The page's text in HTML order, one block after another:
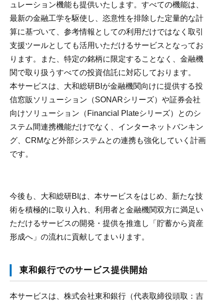
ュレーション機能も提供いたします。すべての機能は、
最新の金融工学を駆使し、恣意性を排除した定量的な計
算に基づいて、参考情報としての利用だけではなく取引
支援ツールとしても活用いただけるサービスとなってお
ります。また、特定の銘柄に限定することなく、金融機
関で取り扱うすべての投資信託に対応しております。
本サービスは、大和総研BIが金融機関向けに提供する投
信窓販ソリューション（SONARシリーズ）や証券会社
向けソリューション（Financial Plateシリーズ）とのシ
ステム間連携機能だけでなく、インターネットバンキン
グ、CRMなど外部システムとの連携も強化していく計画
です。
今後も、大和総研BIは、本サービスをはじめ、新たな技
術を積極的に取り入れ、利用者と金融機関双方に満足い
ただけるサービスの開発・提供を推進し「貯蓄から資産
形成へ」の流れに貢献してまいります。
東和銀行でのサービス提供開始
本サービスは、株式会社東和銀行（代表取締役頭取：吉